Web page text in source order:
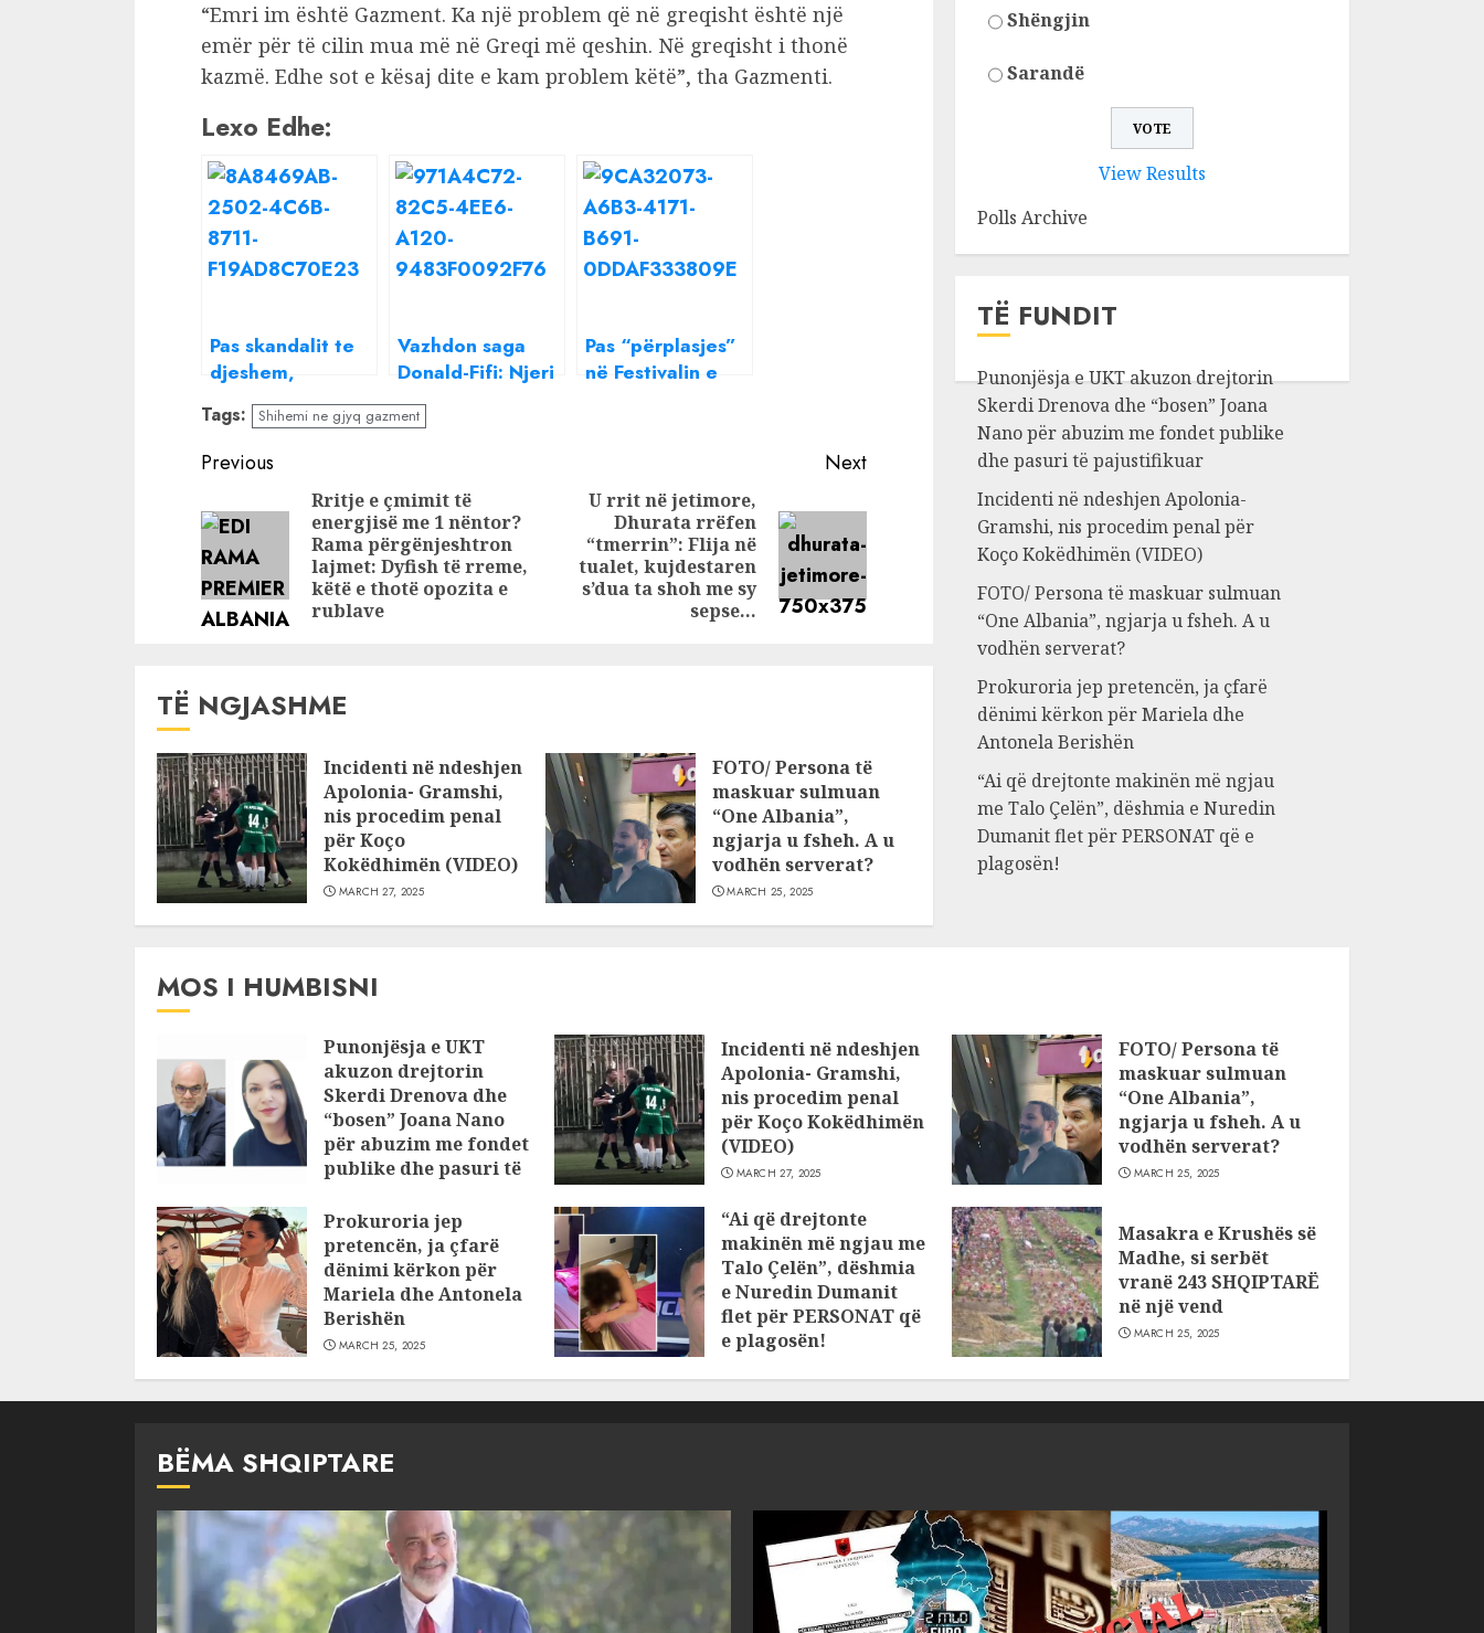
“Emri im është Gazment. Ka një problem që në greqisht është një
emër për të cilin mua më në Greqi më qeshin. Në greqisht i thonë
kazmë. Edhe sot e kësaj dite e kam problem këtë”, tha Gazmenti.
Lexo Edhe:
Pas skandalit te
djeshem,
kerkohet mbyllja
e emisionit
“Shihemi ne
gjyq”
Vazhdon saga
Donald-Fifi: Njeri
me dy fytyra,
shihemi në gjyq
Pas “përplasjes”
në Festivalin e
“Shihemi në
gjyq”
Tags: Shihemi ne gjyq gazment
Continue
Reading
Previous
Previous
Rritje e çmimit të
energjisë me 1 nëntor?
Rama përgënjeshtron
lajmet: Dyfish të rreme,
këtë e thotë opozita e
rublave
Next
U rrit në jetimore,
Dhurata rrëfen
“tmerrin”: Flija në
tualet, kujdestaren
s’dua ta shoh me sy
sepse…
TË NGJASHME
Incidenti në ndeshjen
Apolonia- Gramshi,
nis procedim penal
për Koço
Kokëdhimën (VIDEO)
MARCH 27, 2025
FOTO/ Persona të
maskuar sulmuan
“One Albania”,
ngjarja u fsheh. A u
vodhën serverat?
MARCH 25, 2025
Shëngjin
Sarandë
View Results
Polls Archive
TË FUNDIT
Punonjësja e UKT akuzon drejtorin
Skerdi Drenova dhe “bosen” Joana
Nano për abuzim me fondet publike
dhe pasuri të pajustifikuar
Incidenti në ndeshjen Apolonia-
Gramshi, nis procedim penal për
Koço Kokëdhimën (VIDEO)
FOTO/ Persona të maskuar sulmuan
“One Albania”, ngjarja u fsheh. A u
vodhën serverat?
Prokuroria jep pretencën, ja çfarë
dënimi kërkon për Mariela dhe
Antonela Berishën
“Ai që drejtonte makinën më ngjau
me Talo Çelën”, dëshmia e Nuredin
Dumanit flet për PERSONAT që e
plagosën!
MOS I HUMBISNI
Punonjësja e UKT
akuzon drejtorin
Skerdi Drenova dhe
“bosen” Joana Nano
për abuzim me fondet
publike dhe pasuri të
JULY 24, 2025
Incidenti në ndeshjen
Apolonia- Gramshi,
nis procedim penal
për Koço Kokëdhimën
(VIDEO)
MARCH 27, 2025
FOTO/ Persona të
maskuar sulmuan
“One Albania”,
ngjarja u fsheh. A u
vodhën serverat?
MARCH 25, 2025
Prokuroria jep
pretencën, ja çfarë
dënimi kërkon për
Mariela dhe Antonela
Berishën
MARCH 25, 2025
“Ai që drejtonte
makinën më ngjau me
Talo Çelën”, dëshmia
e Nuredin Dumanit
flet për PERSONAT që
e plagosën!
Masakra e Krushës së
Madhe, si serbët
vranë 243 SHQIPTARË
në një vend
MARCH 25, 2025
BËMA SHQIPTARE